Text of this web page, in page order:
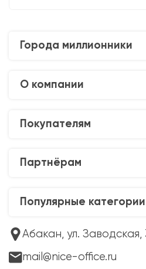
Города миллионники
О компании
Покупателям
Партнёрам
Популярные категории
Абакан, ул. Заводская,
mail@nice-office.ru